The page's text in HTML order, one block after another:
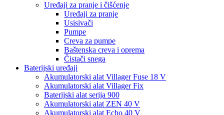
Uređaji za pranje i čišćenje
Uređaji za pranje
Usisivači
Pumpe
Creva za pumpe
Baštenska creva i oprema
Čistači snega
Baterijski uređaji
Akumulatorski alat Villager Fuse 18 V
Akumulatorski alat Villager Fix
Baterijski alat serija 900
Akumulatorski alat ZEN 40 V
Akumulatorski alat Echo 40 V